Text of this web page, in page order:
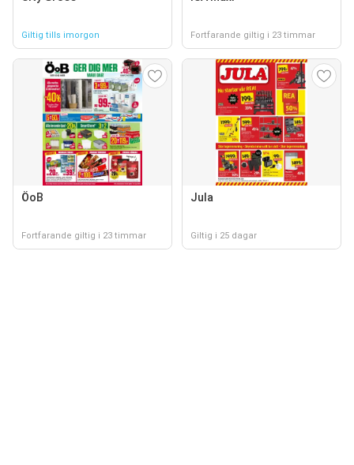
Giltig tills imorgon Fortfarande giltig i 23 timmar
ÖoB
Fortfarande giltig i 23 timmar
Jula
Giltig i 25 dagar